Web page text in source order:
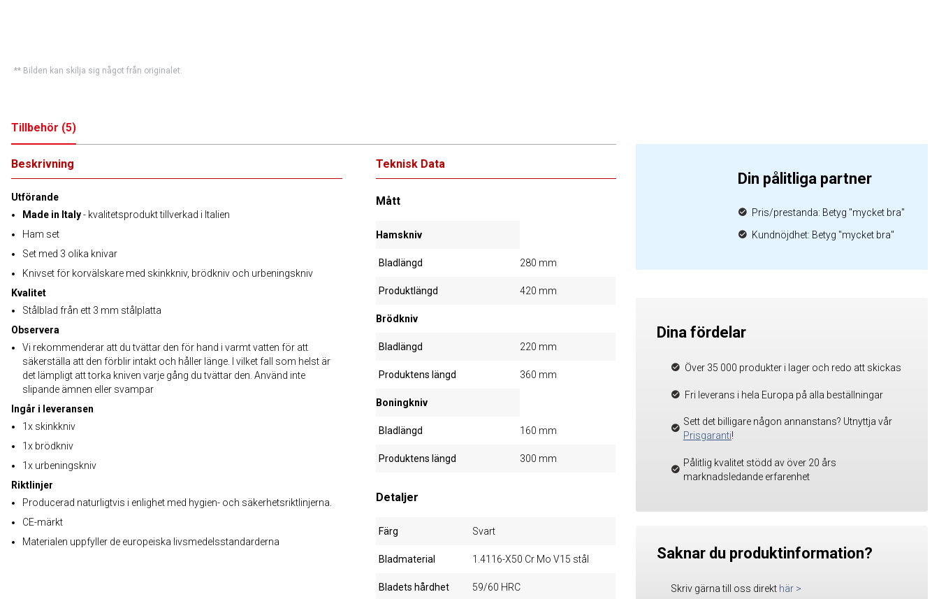
** Bilden kan skilja sig något från originalet.
Tillbehör (5)
Beskrivning
Utförande
Made in Italy- kvalitetsprodukt tillverkad i Italien
Ham set
Set med 3 olika knivar
Knivset för korvälskare med skinkkniv, brödkniv och urbeningskniv
Kvalitet
Stålblad från ett 3 mm stålplatta
Observera
Vi rekommenderar att du tvättar den för hand i varmt vatten för att
säkerställa att den förblir intakt och håller länge. I vilket fall som helst är
det lämpligt att torka kniven varje gång du tvättar den. Använd inte
slipande ämnen eller svampar
Ingår i leveransen
1x skinkkniv
1x brödkniv
1x urbeningskniv
Riktlinjer
Producerad naturligtvis i enlighet med hygien- och säkerhetsriktlinjerna.
CE-märkt
Materialen uppfyller de europeiska livsmedelsstandarderna
Teknisk Data
Mått
Hamskniv
Bladlängd 280 mm
Produktlängd 420 mm
Brödkniv
Bladlängd 220 mm
Produktens längd 360 mm
Boningkniv
Bladlängd 160 mm
Produktens längd 300 mm
Detaljer
Färg Svart
Bladmaterial 1.4116-X50 Cr Mo V15 stål
Bladets hårdhet 59/60 HRC
Din pålitliga partner
Pris/prestanda: Betyg "mycket bra"
Kundnöjdhet: Betyg "mycket bra"
Dina fördelar
Över 35 000 produkter i lager och redo att skickas
Fri leverans i hela Europa på alla beställningar
Sett det billigare någon annanstans? Utnyttja vår
Prisgaranti!
Pålitlig kvalitet stödd av över 20 års
marknadsledande erfarenhet
Saknar du produktinformation?
Skriv gärna till oss direkt här >